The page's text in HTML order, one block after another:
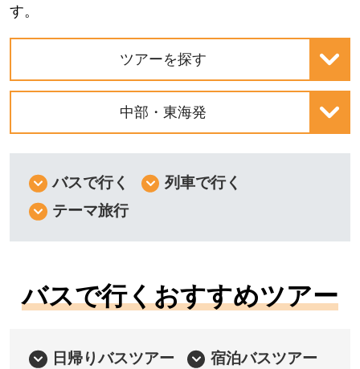
す。
ツアーを探す
中部・東海発
バスで行く
列車で行く
テーマ旅行
バスで行くおすすめツアー
日帰りバスツアー 宿泊バスツアー